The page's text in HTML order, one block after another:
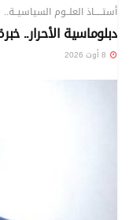
أستـــــاذ العلــوم
دبلوماسية الأحرار..